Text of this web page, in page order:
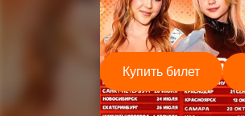
Купить билет